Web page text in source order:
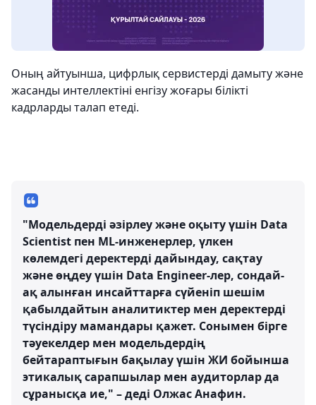
Оның айтуынша, цифрлық сервистерді дамыту және
жасанды интеллектіні енгізу жоғары білікті
кадрларды талап етеді.
"Модельдерді әзірлеу және оқыту үшін Data
Scientist пен ML-инженерлер, үлкен
көлемдегі деректерді дайындау, сақтау
және өңдеу үшін Data Engineer-лер, сондай-
ақ алынған инсайттарға сүйеніп шешім
қабылдайтын аналитиктер мен деректерді
түсіндіру мамандары қажет. Сонымен бірге
тәуекелдер мен модельдердің
бейтараптығын бақылау үшін ЖИ бойынша
этикалық сарапшылар мен аудиторлар да
сұранысқа ие," – деді Олжас Анафин.